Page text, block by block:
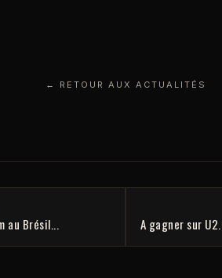
← RETOUR AUX ACTUALITÉS
au Brésil... A gagner sur